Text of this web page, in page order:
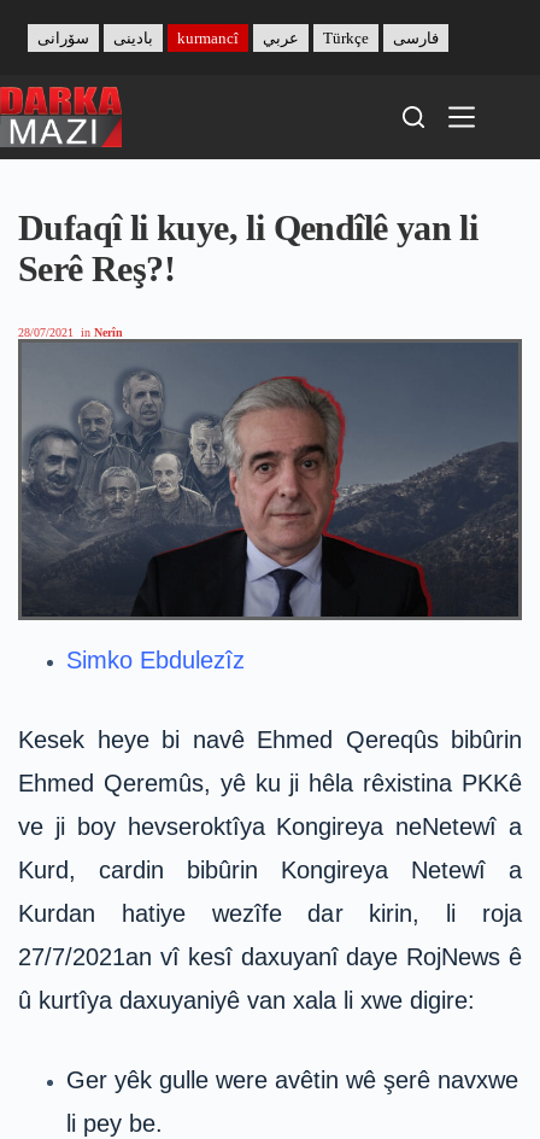
content
بادینی سۆرانی kurmancî عربي Türkçe فارسی
Dufaqî li kuye, li Qendîlê yan li
Serê Reş?!
28/07/2021 in Nerîn
Simko Ebdulezîz
Kesek heye bi navê Ehmed Qereqûs bibûrin
Ehmed Qeremûs, yê ku ji hêla rêxistina PKKê
ve ji boy hevseroktîya Kongireya neNetewî a
Kurd, cardin bibûrin Kongireya Netewî a
Kurdan hatiye wezîfe dar kirin, li roja
27/7/2021an vî kesî daxuyanî daye RojNews ê
û kurtîya daxuyaniyê van xala li xwe digire:
Ger yêk gulle were avêtin wê şerê navxwe
li pey be.